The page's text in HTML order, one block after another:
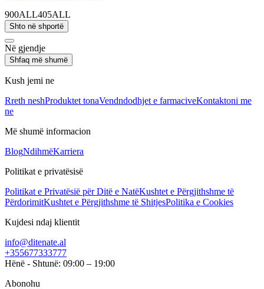
900ALL405ALL
Shto në shportë
Në gjendje
Shfaq më shumë
Kush jemi ne
Rreth neshProduktet tonaVendndodhjet e farmaciveKontaktoni me
ne
Më shumë informacion
BlogNdihmëKarriera
Politikat e privatësisë
Politikat e Privatësië për Ditë e NatëKushtet e Përgjithshme të
PërdorimitKushtet e Përgjithshme të ShitjesPolitika e Cookies
Kujdesi ndaj klientit
info@ditenate.al
+355677333777
Hënë - Shtunë: 09:00 – 19:00
Abonohu